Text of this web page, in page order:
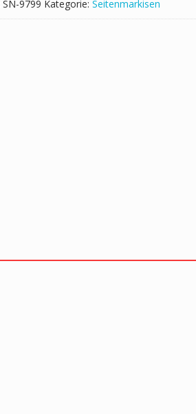
SN-9799 Kategorie: Seitenmarkisen